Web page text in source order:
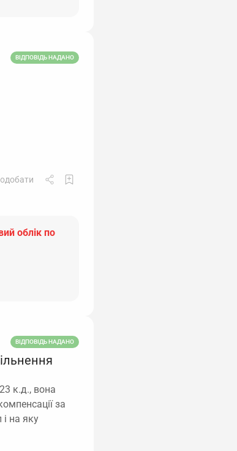
ВІДПОВІДЬ НАДАНО
облік по
ВІДПОВІДЬ НАДАНО
к.д., вона
за
на яку